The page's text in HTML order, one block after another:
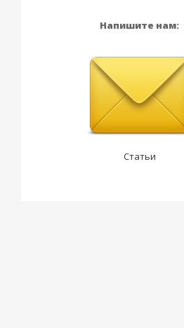
Напишите нам:
Статьи